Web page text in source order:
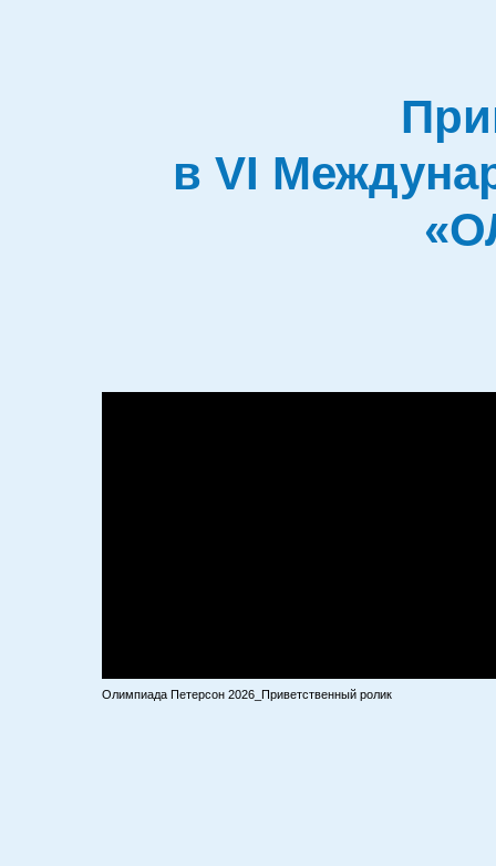
в VI
Олимпиада Петерсон 2026_Приветственный ролик